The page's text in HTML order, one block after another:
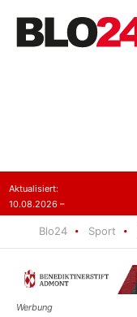
Aktualisiert:
10.08.2026 –
Blo24 Sport